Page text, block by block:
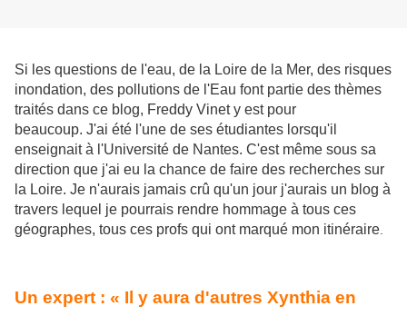
Si les questions de l'eau, de la Loire de la Mer, des risques
inondation, des pollutions de l'Eau font partie des thèmes
traités dans ce blog, Freddy Vinet y est pour
beaucoup. J'ai été l'une de ses étudiantes lorsqu'il
enseignait à l'Université de Nantes. C'est même sous sa
direction que j'ai eu la chance de faire des recherches sur
la Loire. Je n'aurais jamais crû qu'un jour j'aurais un blog à
travers lequel je pourrais rendre hommage à tous ces
géographes, tous ces profs qui ont marqué mon itinéraire
Un expert : « Il y aura d'autres Xynthia en